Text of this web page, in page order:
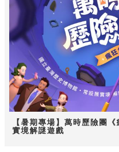
【暑期專場】萬時歷險團
實境解謎遊戲